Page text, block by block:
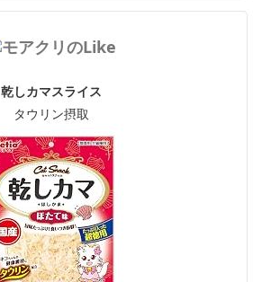
乾しカマスライス
タウリン摂取